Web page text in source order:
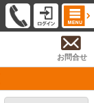
お問合せ